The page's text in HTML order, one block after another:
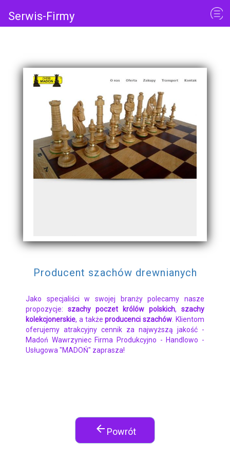
Serwis-Firmy
Producent szachów drewnianych
Jako specjaliści w swojej branży polecamy nasze
propozycje: szachy poczet królów polskich, szachy
kolekcjonerskie, a takżeproducenci szachów . Klientom
oferujemy atrakcyjny cennik za najwyższą jakość -
Madoń Wawrzyniec Firma Produkcyjno - Handlowo -
Usługowa "MADOŃ" zaprasza!
arrow_back Powrót